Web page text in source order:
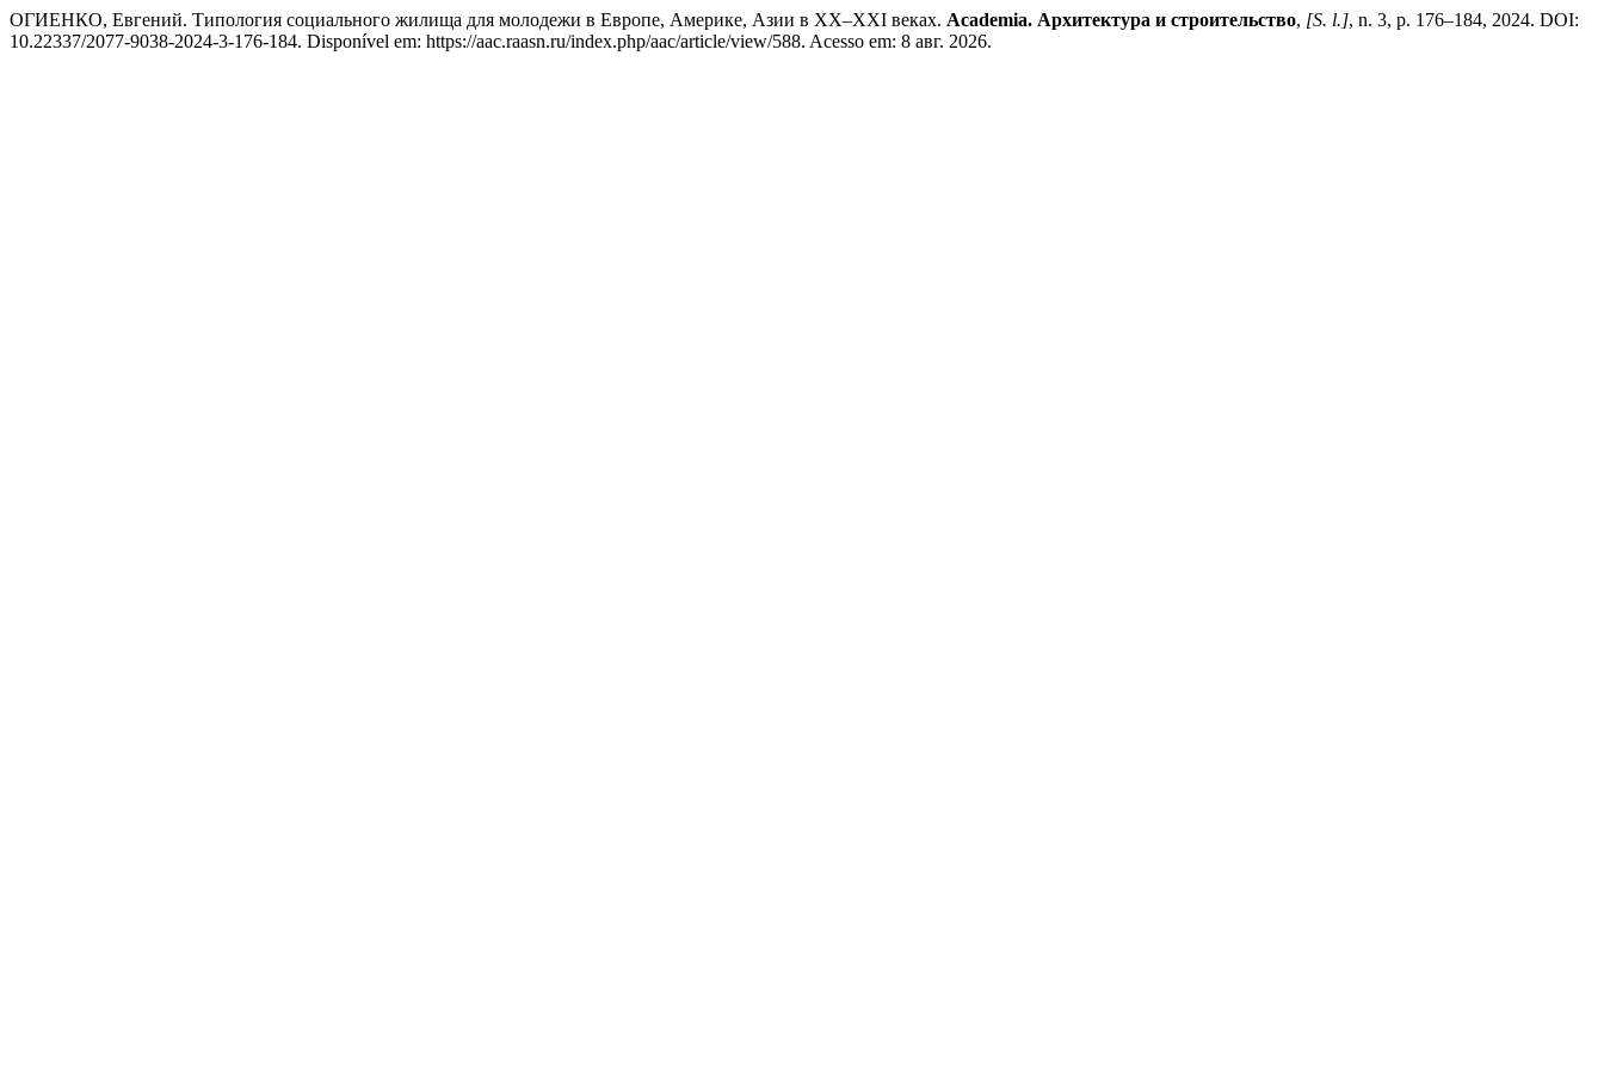
ОГИЕНКО, Евгений. Типология социального жилища для молодежи в Европе, Америке, Азии в XX–XXI веках. Academia. Архитектура и строительство, [S. l.], n. 3, p. 176–184, 2024. DOI:
10.22337/2077-9038-2024-3-176-184. Disponível em: https://aac.raasn.ru/index.php/aac/article/view/588. Acesso em: 8 авг. 2026.